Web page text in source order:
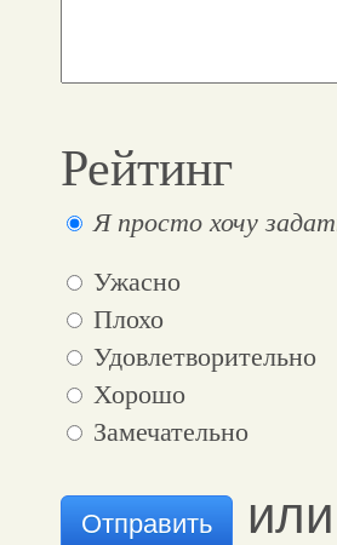
Рейтинг
Я просто хочу
Ужасно
Плохо
Удовлетворительно
Хорошо
Замечательно
Отправить или